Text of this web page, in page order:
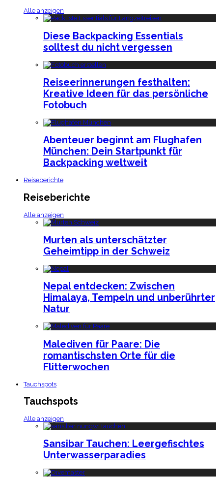
Alle anzeigen
Diese Backpacking Essentials
solltest du nicht vergessen
Reiseerinnerungen festhalten:
Kreative Ideen für das persönliche
Fotobuch
Abenteuer beginnt am Flughafen
München: Dein Startpunkt für
Backpacking weltweit
Reiseberichte
Reiseberichte
Alle anzeigen
Murten als unterschätzter
Geheimtipp in der Schweiz
Nepal entdecken: Zwischen
Himalaya, Tempeln und unberührter
Natur
Malediven für Paare: Die
romantischsten Orte für die
Flitterwochen
Tauchspots
Tauchspots
Alle anzeigen
Sansibar Tauchen: Leergefischtes
Unterwasserparadies